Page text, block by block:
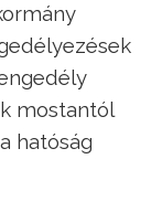
mostantól
hatóság